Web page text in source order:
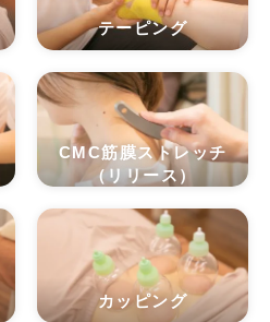
テーピング
CMC筋膜ストレッチ
（リリース）
カッピング